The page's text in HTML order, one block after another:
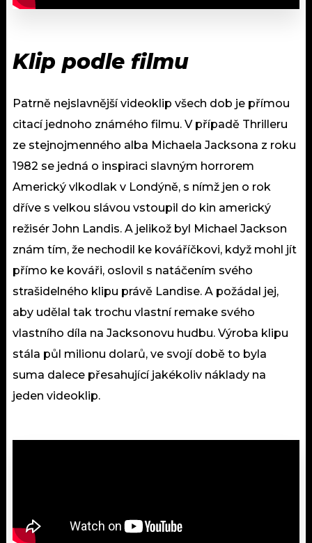
Klip podle filmu
Patrně nejslavnější videoklip všech dob je přímou
citací jednoho známého filmu. V případě Thrilleru
ze stejnojmenného alba Michaela Jacksona z roku
1982 se jedná o inspiraci slavným horrorem
Americký vlkodlak v Londýně, s nímž jen o rok
dříve s velkou slávou vstoupil do kin americký
režisér John Landis. A jelikož byl Michael Jackson
znám tím, že nechodil ke kováříčkovi, když mohl jít
přímo ke kováři, oslovil s natáčením svého
strašidelného klipu právě Landise. A požádal jej,
aby udělal tak trochu vlastní remake svého
vlastního díla na Jacksonovu hudbu. Výroba klipu
stála půl milionu dolarů, ve svojí době to byla
suma dalece přesahující jakékoliv náklady na
jeden videoklip.